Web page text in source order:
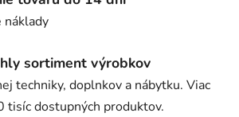
náklady
sortiment výrobkov
techniky, doplnkov a nábytku. Viac
tisíc dostupných produktov.